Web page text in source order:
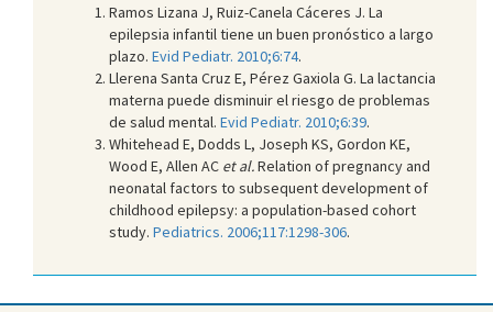
Ramos Lizana J, Ruiz-Canela Cáceres J. La
epilepsia infantil tiene un buen pronóstico a largo
plazo. Evid Pediatr. 2010;6:74.
Llerena Santa Cruz E, Pérez Gaxiola G. La lactancia
materna puede disminuir el riesgo de problemas
de salud mental. Evid Pediatr. 2010;6:39.
Whitehead E, Dodds L, Joseph KS, Gordon KE,
Wood E, Allen AC et al.Relation of pregnancy and
neonatal factors to subsequent development of
childhood epilepsy: a population-based cohort
study. Pediatrics. 2006;117:1298-306.